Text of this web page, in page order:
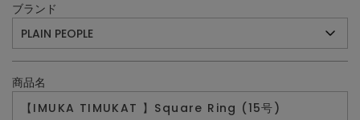
ブランド
商品名